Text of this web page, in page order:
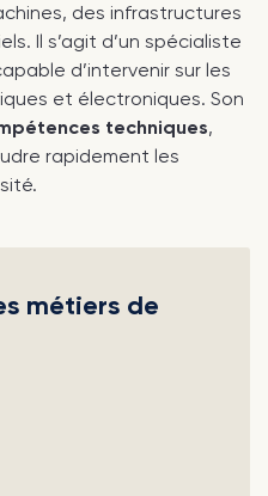
des infrastructures
Il s’agit d’un spécialiste
d’intervenir sur les
et électroniques. Son
techniques,
rapidement les
métiers de